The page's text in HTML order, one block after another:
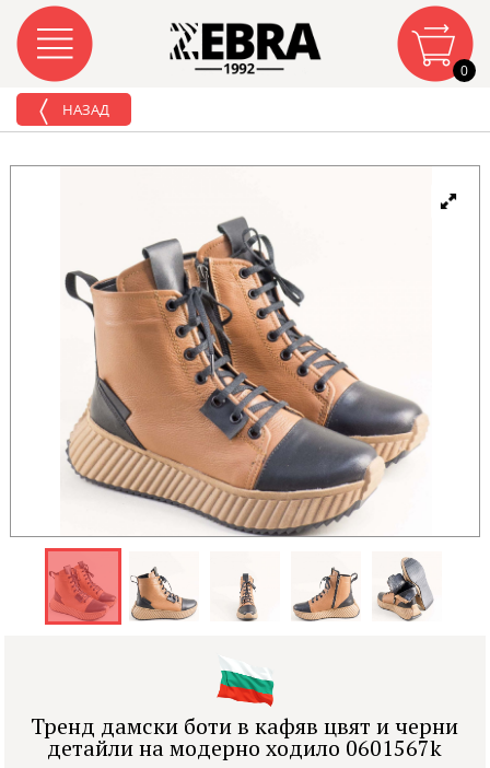
0
НАЗАД
Тренд дамски боти в кафяв цвят и черни
детайли на модерно ходило 0601567k